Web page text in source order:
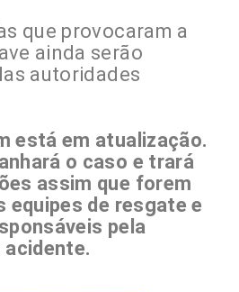
que provocaram a
ainda serão
autoridades
está em atualização.
o caso e trará
assim que forem
equipes de resgate e
pela